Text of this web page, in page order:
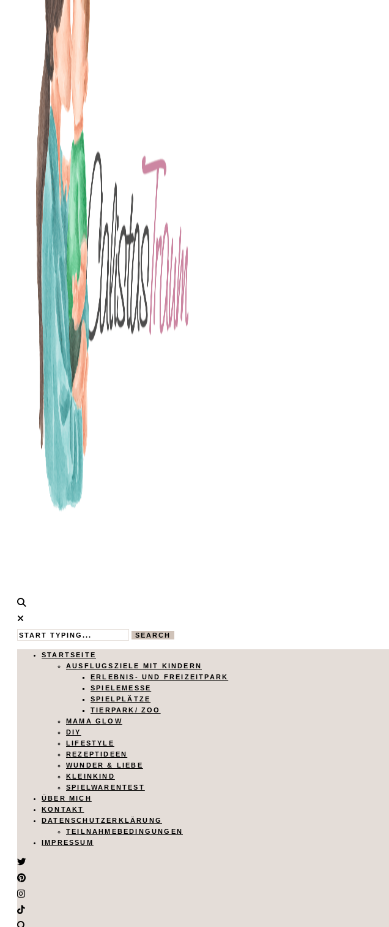
Calistas
Traum
MAMABLOG
SEARCH
STARTSEITE
AUSFLUGSZIELE MIT KINDERN
ERLEBNIS- UND FREIZEITPARK
SPIELEMESSE
SPIELPLÄTZE
TIERPARK/ ZOO
MAMA GLOW
DIY
LIFESTYLE
REZEPTIDEEN
WUNDER & LIEBE
KLEINKIND
SPIELWARENTEST
ÜBER MICH
KONTAKT
DATENSCHUTZERKLÄRUNG
TEILNAHMEBEDINGUNGEN
IMPRESSUM